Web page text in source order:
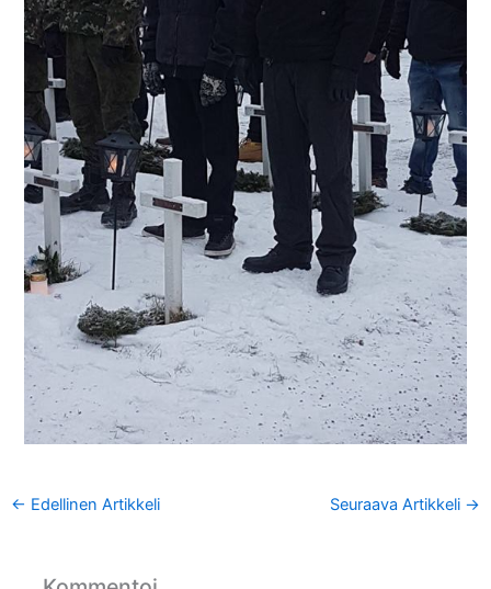
← Edellinen Artikkeli Seuraava Artikkeli →